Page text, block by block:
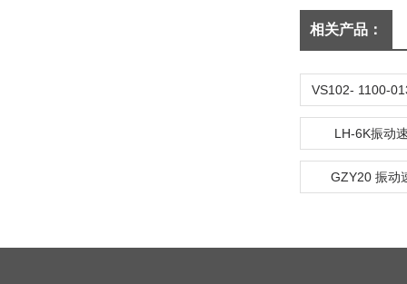
相关产品：
LH-6K振动
GZY20 振动